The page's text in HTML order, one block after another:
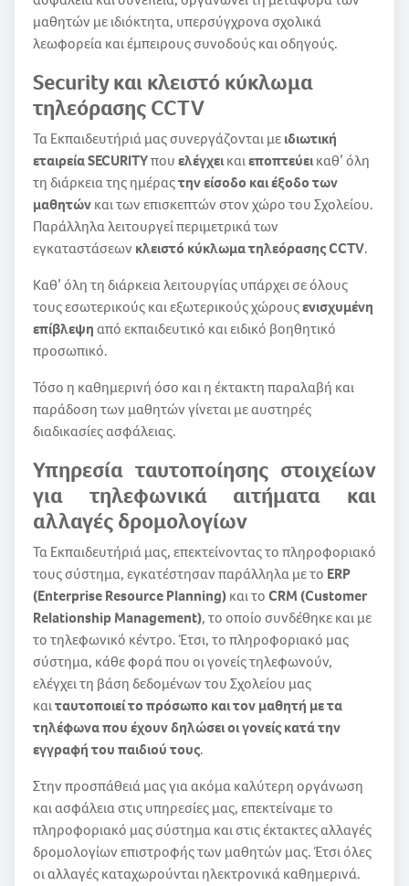
μαθητών με ιδιόκτητα, υπερσύγχρονα σχολικά
λεωφορεία και έμπειρους συνοδούς και οδηγούς.
Security και κλειστό κύκλωμα
τηλεόρασης CCTV
Τα Εκπαιδευτήριά μας συνεργάζονται μειδιωτική
εταιρεία SECURITYπουελέγχεικαιεποπτεύεικαθ’ όλη
τη διάρκεια της ημέραςτην είσοδο και έξοδο των
μαθητώνκαι των επισκεπτών στον χώρο του Σχολείου.
Παράλληλα λειτουργεί περιμετρικά των
εγκαταστάσεωνκλειστό κύκλωμα τηλεόρασης CCTV.
Καθ’ όλη τη διάρκεια λειτουργίας υπάρχει σε όλους
τους εσωτερικούς και εξωτερικούς χώρουςενισχυμένη
επίβλεψηαπό εκπαιδευτικό και ειδικό βοηθητικό
προσωπικό.
Τόσο η καθημερινή όσο και η έκτακτη παραλαβή και
παράδοση των μαθητών γίνεται με αυστηρές
διαδικασίες ασφάλειας.
Υπηρεσία ταυτοποίησης στοιχείων
για τηλεφωνικά αιτήματα και
αλλαγές δρομολογίων
Τα Εκπαιδευτήριά μας, επεκτείνοντας το πληροφοριακό
τους σύστημα, εγκατέστησαν παράλληλα με το ERP
(EnterpriseResource Planning)και τοCRM (Customer
Relationship Management), το οποίο συνδέθηκε και με
το τηλεφωνικό κέντρο. Έτσι, το πληροφοριακό μας
σύστημα, κάθε φορά που οι γονείς τηλεφωνούν,
ελέγχει τη βάση δεδομένων του Σχολείου μας
καιταυτοποιεί το πρόσωπο και τον μαθητή με τα
τηλέφωνα που έχουν δηλώσει οι γονείς κατά την
εγγραφή του παιδιού τους.
Στην προσπάθειά μας για ακόμα καλύτερη οργάνωση
και ασφάλεια στις υπηρεσίες μας, επεκτείναμε το
πληροφοριακό μας σύστημα και στις έκτακτες αλλαγές
δρομολογίων επιστροφής των μαθητών μας. Έτσι όλες
οι αλλαγές καταχωρούνται ηλεκτρονικά καθημερινά.